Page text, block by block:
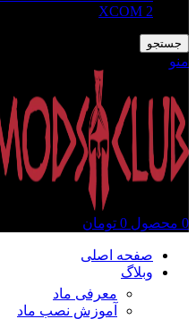
XCOM 2
جستجو
منو
0 محصول 0 تومان
صفحه اصلی
وبلاگ
معرفی ماد
آموزش نصب ماد